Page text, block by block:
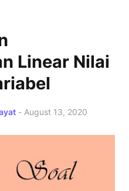
Linear Nilai
- August 13, 2020